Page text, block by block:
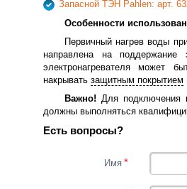
Запасной ТЭН Pahlen: арт.
Особенности
Первичный нагрев воды
направлена на поддержание
электронагревателя может
накрывать защитным покрытием
Важно! Для подключения
должны выполняться
Есть вопросы?
Имя *